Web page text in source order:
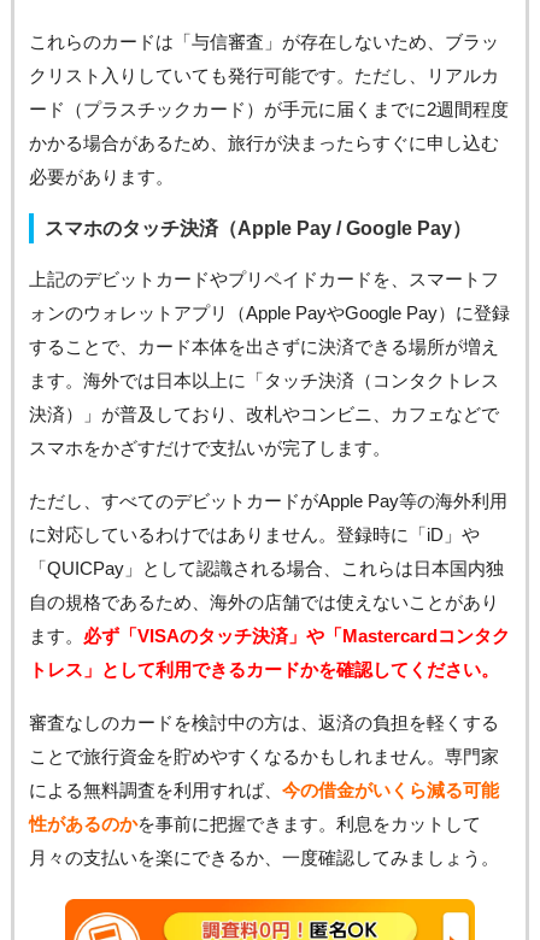
これらのカードは「与信審査」が存在しないため、ブラッ
クリスト入りしていても発行可能です。ただし、リアルカ
ード（プラスチックカード）が手元に届くまでに2週間程度
かかる場合があるため、旅行が決まったらすぐに申し込む
必要があります。
スマホのタッチ決済（Apple Pay / Google Pay）
上記のデビットカードやプリペイドカードを、スマートフ
ォンのウォレットアプリ（Apple PayやGoogle Pay）に登録
することで、カード本体を出さずに決済できる場所が増え
ます。海外では日本以上に「タッチ決済（コンタクトレス
決済）」が普及しており、改札やコンビニ、カフェなどで
スマホをかざすだけで支払いが完了します。
ただし、すべてのデビットカードがApple Pay等の海外利用
に対応しているわけではありません。登録時に「iD」や
「QUICPay」として認識される場合、これらは日本国内独
自の規格であるため、海外の店舗では使えないことがあり
ます。 必ず「VISAのタッチ決済」や「Mastercardコンタク
トレス」として利用できるカードかを確認してください。
審査なしのカードを検討中の方は、返済の負担を軽くする
ことで旅行資金を貯めやすくなるかもしれません。専門家
による無料調査を利用すれば、 今の借金がいくら減る可能
性があるのかを事前に把握できます。利息をカットして
月々の支払いを楽にできるか、一度確認してみましょう。